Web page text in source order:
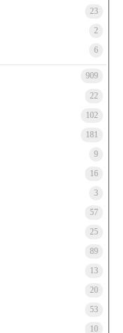
23
2
6
909
22
102
181
9
16
3
57
25
89
13
20
53
10